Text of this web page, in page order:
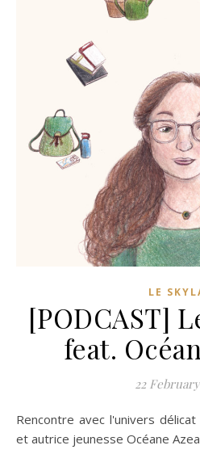
LE
[PODCAST]
feat.
22
Rencontre avec l'univers délicat et tendre de l'illustratrice
et autrice jeunesse Océane